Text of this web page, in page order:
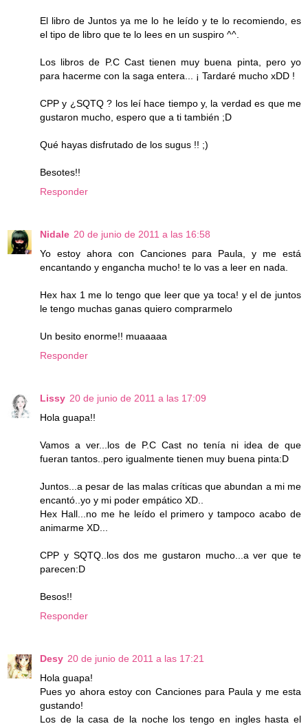
El libro de Juntos ya me lo he leído y te lo recomiendo, es
el tipo de libro que te lo lees en un suspiro ^^.
Los libros de P.C Cast tienen muy buena pinta, pero yo
para hacerme con la saga entera... ¡ Tardaré mucho xDD !
CPP y ¿SQTQ ? los leí hace tiempo y, la verdad es que me
gustaron mucho, espero que a ti también ;D
Qué hayas disfrutado de los sugus !! ;)
Besotes!!
Responder
Nidale 20 de junio de 2011 a las 16:58
Yo estoy ahora con Canciones para Paula, y me está
encantando y engancha mucho! te lo vas a leer en nada.
Hex hax 1 me lo tengo que leer que ya toca! y el de juntos
le tengo muchas ganas quiero comprarmelo
Un besito enorme!! muaaaaa
Responder
Lissy 20 de junio de 2011 a las 17:09
Hola guapa!!
Vamos a ver...los de P.C Cast no tenía ni idea de que
fueran tantos..pero igualmente tienen muy buena pinta:D
Juntos...a pesar de las malas críticas que abundan a mi me
encantó..yo y mi poder empático XD..
Hex Hall...no me he leído el primero y tampoco acabo de
animarme XD...
CPP y SQTQ..los dos me gustaron mucho...a ver que te
parecen:D
Besos!!
Responder
Desy 20 de junio de 2011 a las 17:21
Hola guapa!
Pues yo ahora estoy con Canciones para Paula y me esta
gustando!
Los de la casa de la noche los tengo en ingles hasta el